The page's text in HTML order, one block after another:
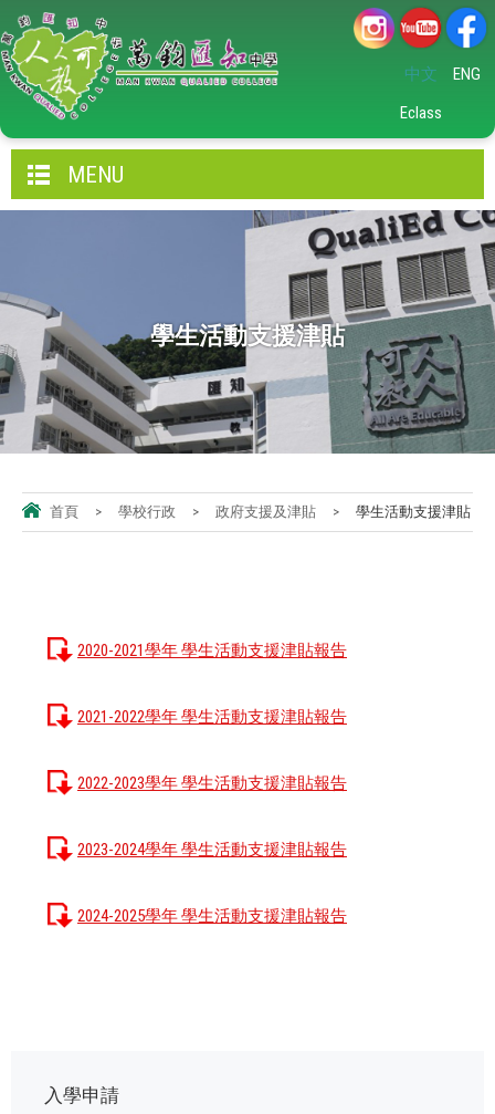
ENG
中文
Eclass
MENU
學生活動支援津貼
首頁 > 學校行政 > 政府支援及津貼 > 學生活動支援津貼
2020-2021學年 學生活動支援津貼報告
2021-2022學年 學生活動支援津貼報告
2022-2023學年 學生活動支援津貼報告
2023-2024學年 學生活動支援津貼報告
2024-2025學年 學生活動支援津貼報告
入學申請